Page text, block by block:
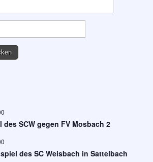
des SCW gegen FV Mosbach 2
des SC Weisbach in Sattelbach